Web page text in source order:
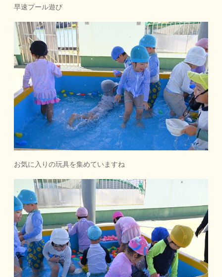
早速プール遊び
お気に入りの玩具を集めていますね